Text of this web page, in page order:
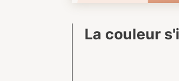
La couleur